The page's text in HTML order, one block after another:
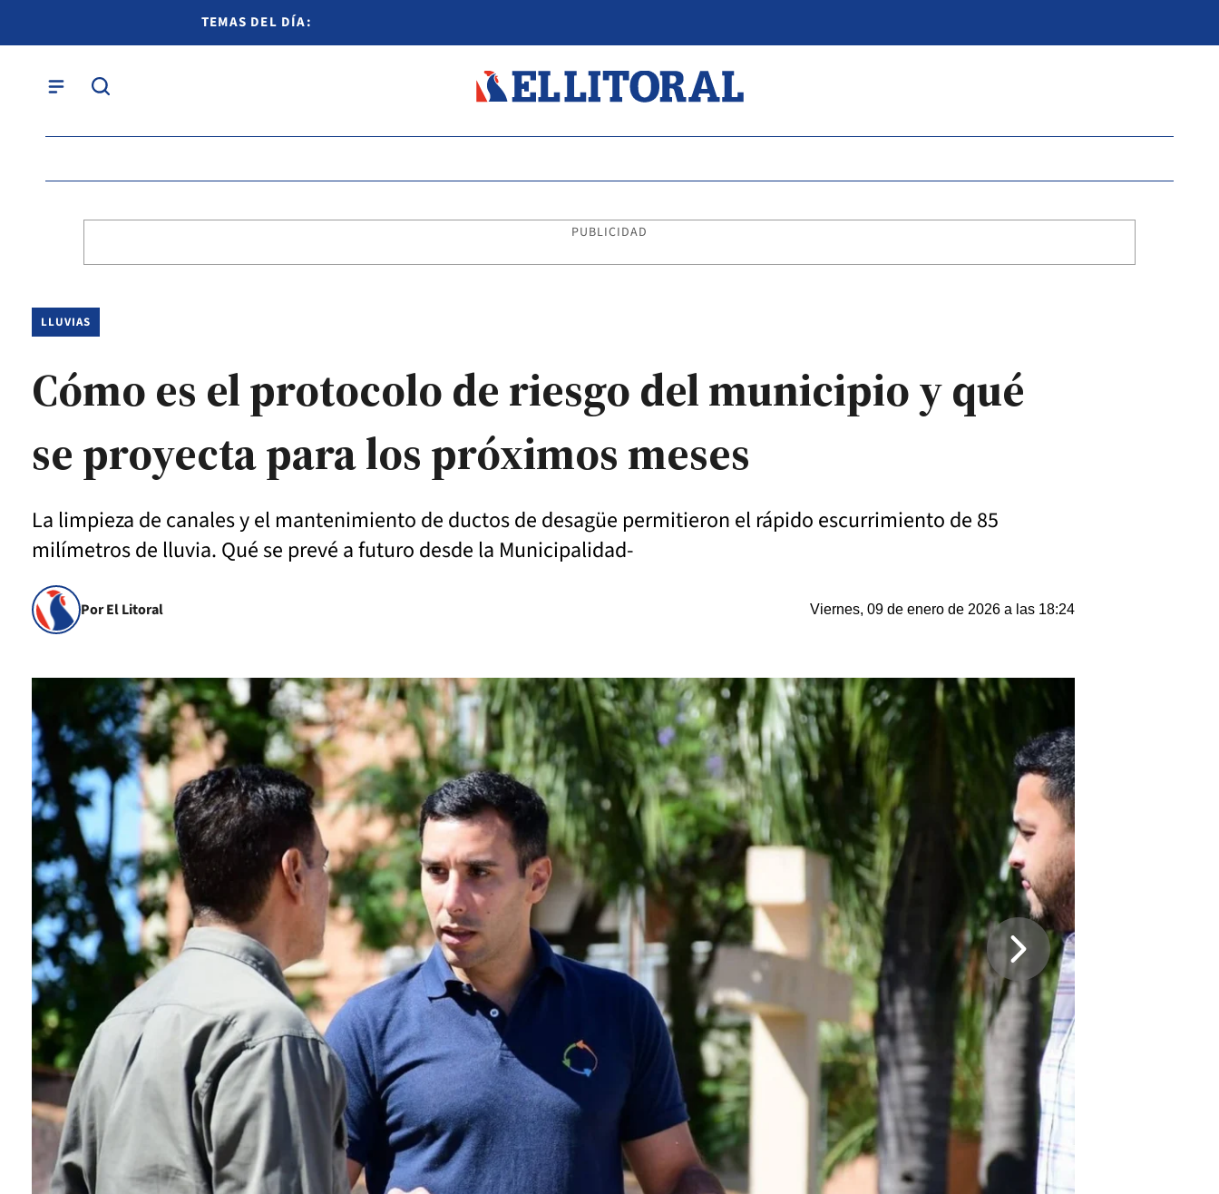
TEMAS DEL DÍA:
PUBLICIDAD
LLUVIAS
Cómo es el protocolo de riesgo del municipio y qué
se proyecta para los próximos meses
La limpieza de canales y el mantenimiento de ductos de desagüe permitieron el rápido escurrimiento de 85
milímetros de lluvia. Qué se prevé a futuro desde la Municipalidad-
Por El Litoral Viernes, 09 de enero de 2026 a las 18:24